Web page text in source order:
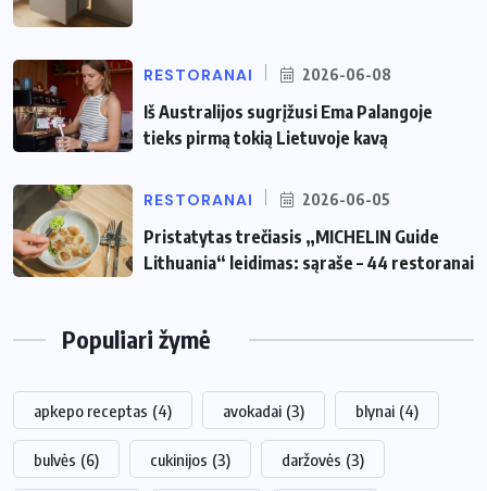
RESTORANAI 2026-06-08
Iš Australijos sugrįžusi Ema Palangoje
tieks pirmą tokią Lietuvoje kavą
RESTORANAI 2026-06-05
Pristatytas trečiasis „MICHELIN Guide
Lithuania“ leidimas: sąraše – 44 restoranai
Populiari žymė
apkepo receptas (4) avokadai (3) blynai (4)
bulvės (6) cukinijos (3) daržovės (3)